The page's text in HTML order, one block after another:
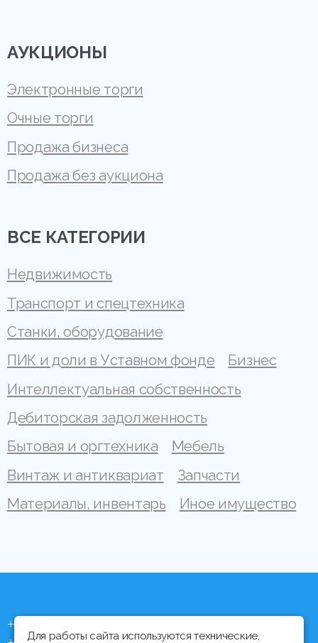
АУКЦИОНЫ
Электронные торги
Очные торги
Продажа бизнеса
Продажа без аукциона
ВСЕ КАТЕГОРИИ
Недвижимость
Транспорт и спецтехника
Станки, оборудование
ПИК и доли в Уставном фонде
Бизнес
Интеллектуальная собственность
Дебиторская задолженность
Бытовая и оргтехника
Мебель
Винтаж и антиквариат
Запчасти
Материалы, инвентарь
Иное имущество
+375 (44) 704 92 06
Для работы сайта используются технические,